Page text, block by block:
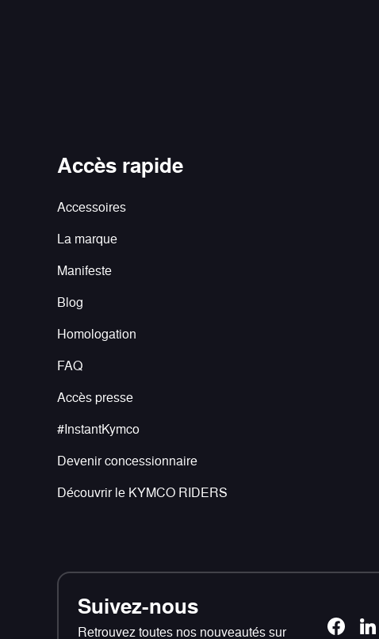
Accès rapide
Accessoires
La marque
Manifeste
Blog
Homologation
FAQ
Accès presse
#InstantKymco
Devenir concessionnaire
Découvrir le KYMCO RIDERS
Suivez-nous
Retrouvez toutes nos nouveautés sur